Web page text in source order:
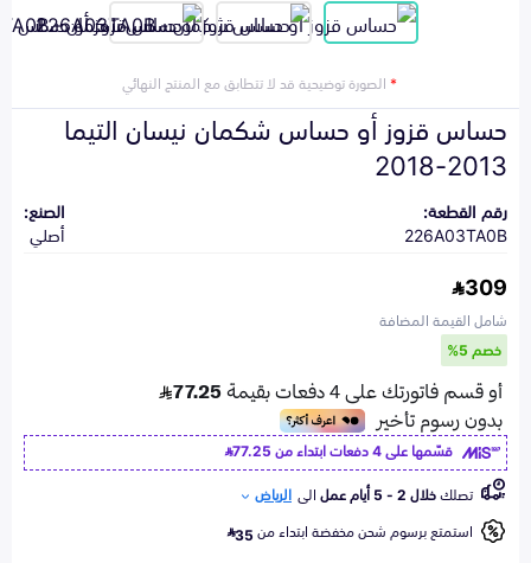
*الصورة توضيحية قد لا تتطابق مع المنتج النهائي
حساس قزوز أو حساس شكمان نيسان التيما
2013-2018
رقم القطعة:
226A03TA0B
الصنع:
أصلي
309
شامل القيمة المضافة
خصم 5%
قسّمها على 4 دفعات ابتداء من
77.25
تصلكخلال 2 - 5 أيام عمل الى الرياض
استمتع برسوم شحن مخفضة ابتداء من35